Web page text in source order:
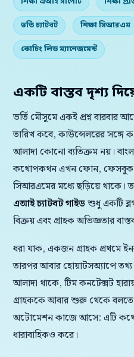
ভর্তি চ্যাটবট শিক্ষা সিআরএম
কোচিং লিড ম্যানেজমেন্ট
একটি বাস্তব দৃশ্য
ভর্তি মৌসুমে একই প্রশ্ন বারবার
তারিখ কবে, কাউন্সেলরের সঙ্গে
আলাদা কোনো ব্যতিক্রম নয়।
কথোপকথন এখন ফোন, ফেসবুক,
সিআরএমের মধ্যে ছড়িয়ে থাকে।
এআই চ্যাটবট গাইডশুধু একটি
বিক্রয় এবং গ্রাহক অভিজ্ঞতার বাস্তব
ধরা যাক, একজন গ্রাহক প্রথমে
তারপর আবার হোয়াটসঅ্যাপে তথ্য
আলাদা থাকে, টিম কনটেক্সট
গ্রাহককে আবার শুরু থেকে বলতে
অটোমেশন কাজে আসে: এটি
ধারাবাহিকও করে।